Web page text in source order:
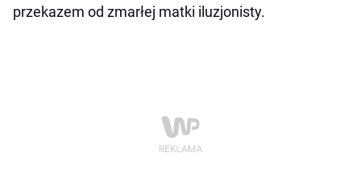
przekazem od zmarłej matki iluzjonisty.